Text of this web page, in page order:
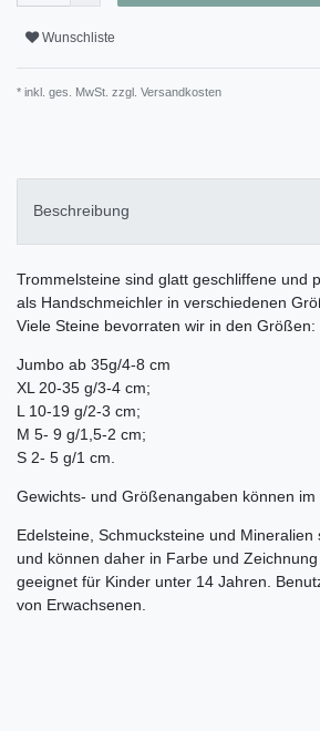
Wunschliste
* inkl. ges. MwSt. zzgl. Versandkosten
Beschreibung
Trommelsteine sind glatt geschliffene und
als Handschmeichler in verschiedenen
Viele Steine bevorraten wir in den Größen:
Jumbo ab 35g/4-8 cm
XL 20-35 g/3-4 cm;
L 10-19 g/2-3 cm;
M 5- 9 g/1,5-2 cm;
S 2- 5 g/1 cm.
Gewichts- und Größenangaben können im
Edelsteine, Schmucksteine und
und können daher in Farbe und
geeignet für Kinder unter 14 Jahren.
von Erwachsenen.